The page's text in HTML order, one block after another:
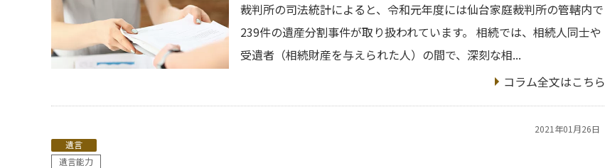
裁判所の司法統計によると、令和元年度には仙台家庭裁判所の管轄内で
239件の遺産分割事件が取り扱われています。 相続では、相続人同士や
受遺者（相続財産を与えられた人）の間で、深刻な相...
コラム全文はこちら
2021年01月26日
遺言
遺言能力